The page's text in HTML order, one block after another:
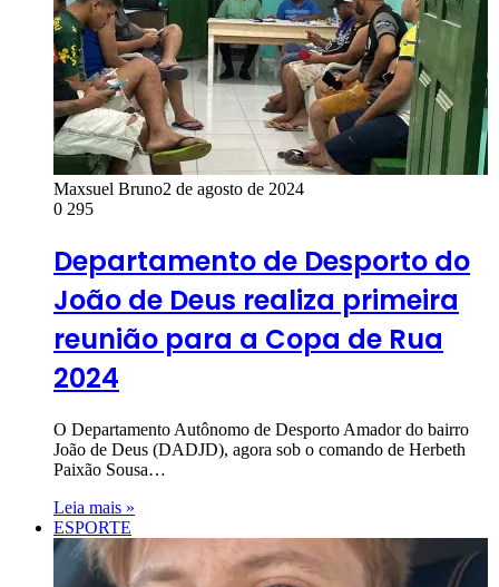
Maxsuel Bruno2 de agosto de 2024
0 295
Departamento de Desporto do
João de Deus realiza primeira
reunião para a Copa de Rua
2024
O Departamento Autônomo de Desporto Amador do bairro
João de Deus (DADJD), agora sob o comando de Herbeth
Paixão Sousa…
Leia mais »
ESPORTE